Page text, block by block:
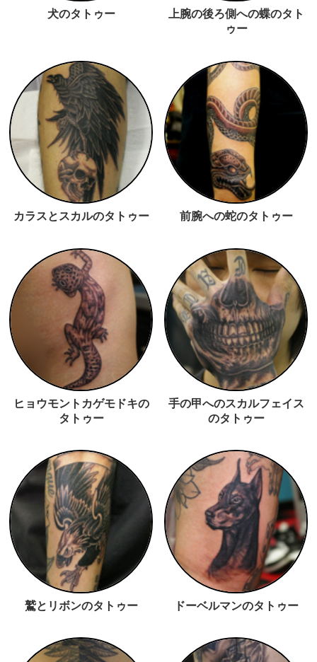
犬のタトゥー
上腕の後ろ側への蝶のタト
ゥー
カラスとスカルのタトゥー 前腕への蛇のタトゥー
ヒョウモントカゲモドキの
タトゥー
手の甲へのスカルフェイス
のタトゥー
鷲とリボンのタトゥー ドーベルマンのタトゥー